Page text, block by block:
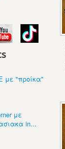
με "προίκα"
με
in...